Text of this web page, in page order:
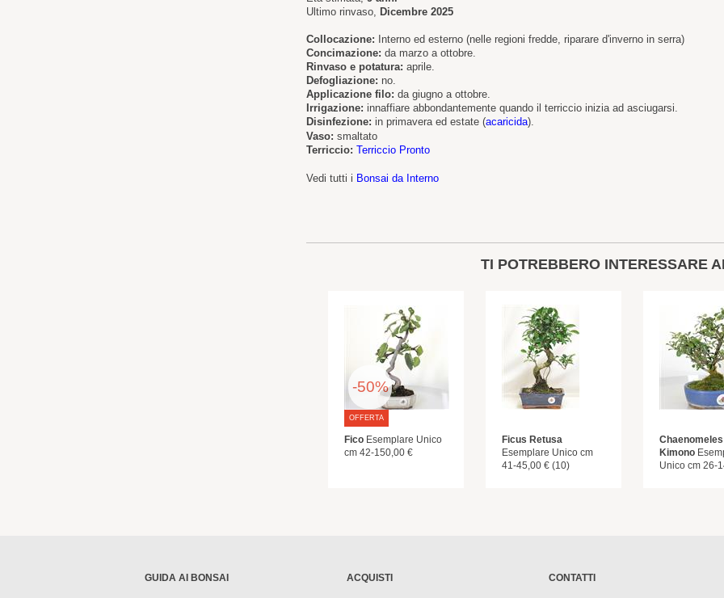
Ultimo rinvaso, Dicembre 2025
Collocazione: Interno ed esterno (nelle regioni fredde, riparare d'inverno in serra)
Concimazione: da marzo a ottobre.
Rinvaso e potatura: aprile.
Defogliazione: no.
Applicazione filo: da giugno a ottobre.
Irrigazione: innaffiare abbondantemente quando il terriccio inizia ad asciugarsi.
Disinfezione: in primavera ed estate (acaricida).
Vaso: smaltato
Terriccio: Terriccio Pronto
Vedi tutti i Bonsai da Interno
TI POTREBBERO INTERESSARE
OFFERTA
-50%
Fico Esemplare Unico
cm 42-150,00 €
Ficus Retusa
Esemplare Unico cm
41-45,00 € (10)
Chaenomeles
Kimono
Unico cm 26-
GUIDA AI BONSAI ACQUISTI CONTATTI